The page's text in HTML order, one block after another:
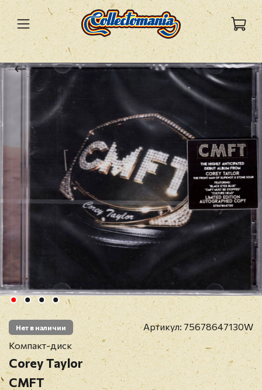
Нет в наличии Артикул: 75678647130W
Компакт-диск
Corey Taylor
CMFT